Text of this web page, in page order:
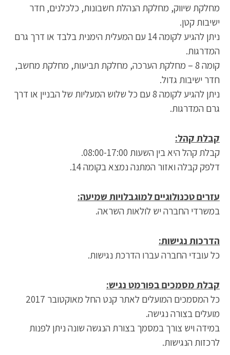
מחלקת שיווק, מחלקת הנהלת חשבונות, כלכלנים, חדר
ישיבות קטן.
ניתן להגיע לקומה 14 עם המעלית הימנית בלבד או דרך גרם
המדרגות.
קומה 8 – מחלקת הערכה, מחלקת תביעות, מחלקת מחשב,
חדר ישיבות גדול.
ניתן להגיע לקומה 8 עם כל שלוש המעליות של הבניין או דרך
גרם המדרגות.
קבלת קהל:
קבלת קהל היא בין השעות 08:00-17:00.
דלפק קבלה ואזור המתנה נמצא בקומה 14.
עזרים טכנולוגיים למוגבלויות שמיעה:
במשרדי החברה יש לולאות השראה.
הדרכות נגישות:
כל עובדי החברה עברו הדרכת נגישות.
קבלת מסמכים בפורמט נגיש:
כל המסמכים המועלים לאתר קנט החל מאוקטובר 2017
מועלים בצורה נגישה.
במידה ויש צורך במסמך בצורת הנגשה שונה ניתן לפנות
לרכזות הנגישות.